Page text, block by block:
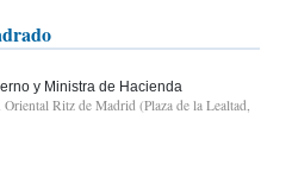
y Ministra de Hacienda
Ritz de Madrid (Plaza de la Lealtad,